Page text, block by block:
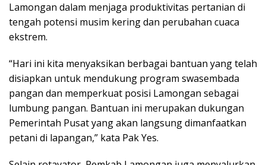
Lamongan dalam menjaga produktivitas pertanian di
tengah potensi musim kering dan perubahan cuaca
ekstrem.
“Hari ini kita menyaksikan berbagai bantuan yang telah
disiapkan untuk mendukung program swasembada
pangan dan memperkuat posisi Lamongan sebagai
lumbung pangan. Bantuan ini merupakan dukungan
Pemerintah Pusat yang akan langsung dimanfaatkan
petani di lapangan,” kata Pak Yes.